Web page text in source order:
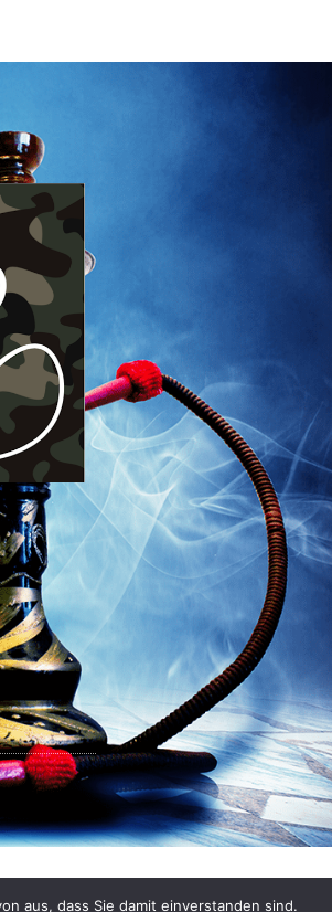
SEM VAN HEMERT
aus, dass Sie damit einverstanden sind.